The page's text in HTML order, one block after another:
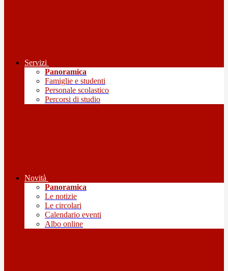
Servizi
Panoramica
Famiglie e studenti
Personale scolastico
Percorsi di studio
Novità
Panoramica
Le notizie
Le circolari
Calendario eventi
Albo online